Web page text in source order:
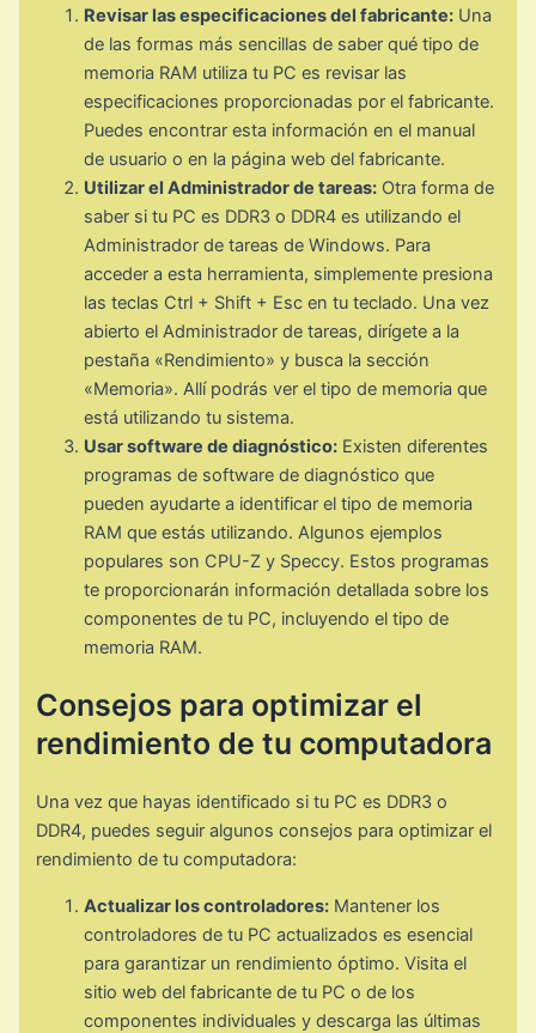
Revisar las especificaciones del fabricante: Una
de las formas más sencillas de saber qué tipo de
memoria RAM utiliza tu PC es revisar las
especificaciones proporcionadas por el fabricante.
Puedes encontrar esta información en el manual
de usuario o en la página web del fabricante.
Utilizar el Administrador de tareas: Otra forma de
saber si tu PC es DDR3 o DDR4 es utilizando el
Administrador de tareas de Windows. Para
acceder a esta herramienta, simplemente presiona
las teclas Ctrl + Shift + Esc en tu teclado. Una vez
abierto el Administrador de tareas, dirígete a la
pestaña «Rendimiento» y busca la sección
«Memoria». Allí podrás ver el tipo de memoria que
está utilizando tu sistema.
Usar software de diagnóstico: Existen diferentes
programas de software de diagnóstico que
pueden ayudarte a identificar el tipo de memoria
RAM que estás utilizando. Algunos ejemplos
populares son CPU-Z y Speccy. Estos programas
te proporcionarán información detallada sobre los
componentes de tu PC, incluyendo el tipo de
memoria RAM.
Consejos para optimizar el
rendimiento de tu computadora
Una vez que hayas identificado si tu PC es DDR3 o
DDR4, puedes seguir algunos consejos para optimizar el
rendimiento de tu computadora:
Actualizar los controladores: Mantener los
controladores de tu PC actualizados es esencial
para garantizar un rendimiento óptimo. Visita el
sitio web del fabricante de tu PC o de los
componentes individuales y descarga las últimas